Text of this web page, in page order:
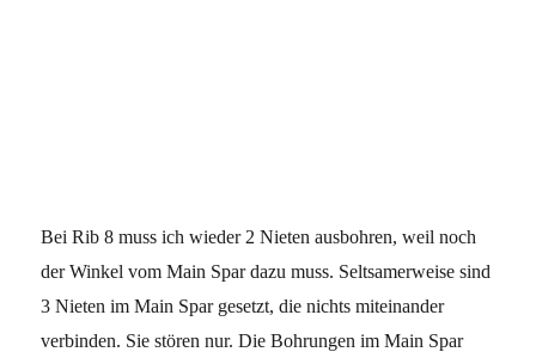
Bei Rib 8 muss ich wieder 2 Nieten ausbohren, weil noch
der Winkel vom Main Spar dazu muss. Seltsamerweise sind
3 Nieten im Main Spar gesetzt, die nichts miteinander
verbinden. Sie stören nur. Die Bohrungen im Main Spar